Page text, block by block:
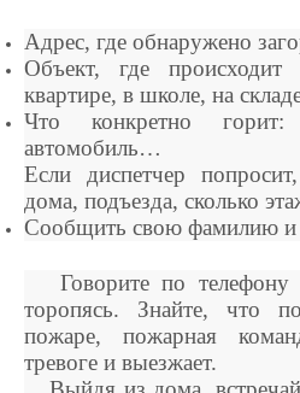
Адрес, где обнаружено
Объект, где
квартире, в школе, на
Что конкретно горит:
автомобиль…
Если диспетчер
дома, подъезда, сколько
Сообщить свою фамилию и
Говорите по телефону
торопясь. Знайте, что
пожаре, пожарная
тревоге и выезжает.